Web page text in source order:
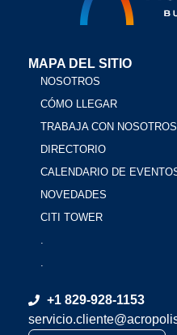
MAPA DEL SITIO
NOSOTROS
CÓMO LLEGAR
TRABAJA CON NOSOTROS
DIRECTORIO
CALENDARIO DE
NOVEDADES
CITI TOWER
+1 829-928-1153